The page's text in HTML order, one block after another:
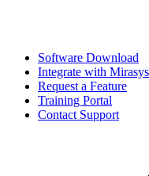
Software Download
Integrate with Mirasys
Request a Feature
Training Portal
Contact Support